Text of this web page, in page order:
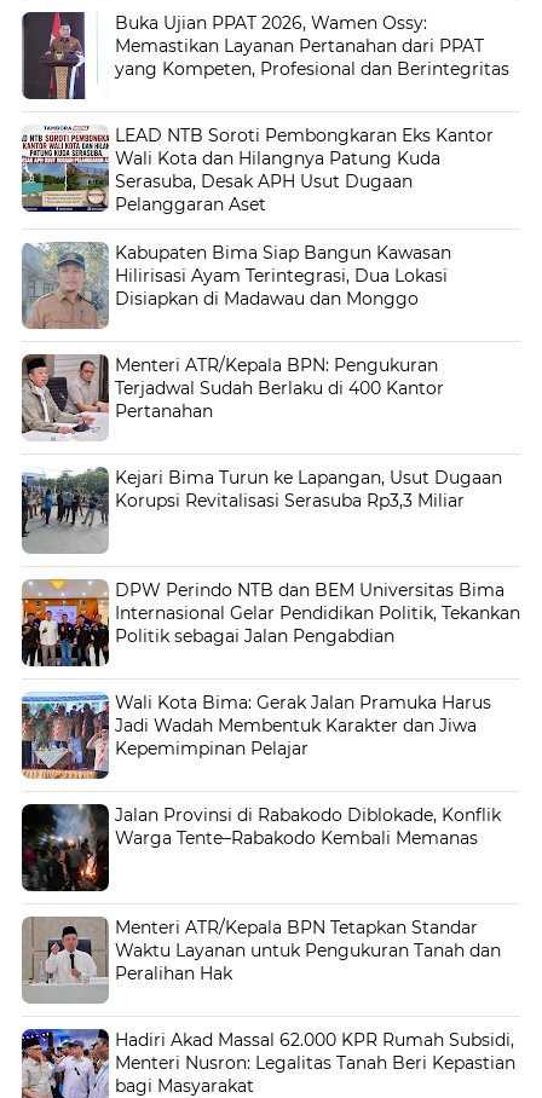
Buka Ujian PPAT 2026, Wamen Ossy:
Memastikan Layanan Pertanahan dari PPAT
yang Kompeten, Profesional dan Berintegritas
LEAD NTB Soroti Pembongkaran Eks Kantor
Wali Kota dan Hilangnya Patung Kuda
Serasuba, Desak APH Usut Dugaan
Pelanggaran Aset
Kabupaten Bima Siap Bangun Kawasan
Hilirisasi Ayam Terintegrasi, Dua Lokasi
Disiapkan di Madawau dan Monggo
Menteri ATR/Kepala BPN: Pengukuran
Terjadwal Sudah Berlaku di 400 Kantor
Pertanahan
Kejari Bima Turun ke Lapangan, Usut Dugaan
Korupsi Revitalisasi Serasuba Rp3,3 Miliar
DPW Perindo NTB dan BEM Universitas Bima
Internasional Gelar Pendidikan Politik, Tekankan
Politik sebagai Jalan Pengabdian
Wali Kota Bima: Gerak Jalan Pramuka Harus
Jadi Wadah Membentuk Karakter dan Jiwa
Kepemimpinan Pelajar
Jalan Provinsi di Rabakodo Diblokade, Konflik
Warga Tente–Rabakodo Kembali Memanas
Menteri ATR/Kepala BPN Tetapkan Standar
Waktu Layanan untuk Pengukuran Tanah dan
Peralihan Hak
Hadiri Akad Massal 62.000 KPR Rumah Subsidi,
Menteri Nusron: Legalitas Tanah Beri Kepastian
bagi Masyarakat